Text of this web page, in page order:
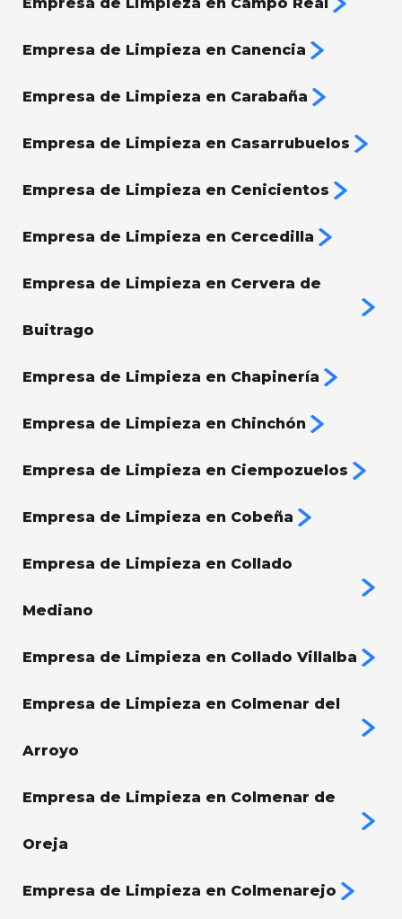
Empresa de Limpieza en Campo Real
Empresa de Limpieza en Canencia
Empresa de Limpieza en Carabaña
Empresa de Limpieza en Casarrubuelos
Empresa de Limpieza en Cenicientos
Empresa de Limpieza en Cercedilla
Empresa de Limpieza en Cervera de
Buitrago
Empresa de Limpieza en Chapinería
Empresa de Limpieza en Chinchón
Empresa de Limpieza en Ciempozuelos
Empresa de Limpieza en Cobeña
Empresa de Limpieza en Collado
Mediano
Empresa de Limpieza en Collado Villalba
Empresa de Limpieza en Colmenar del
Arroyo
Empresa de Limpieza en Colmenar de
Oreja
Empresa de Limpieza en Colmenarejo